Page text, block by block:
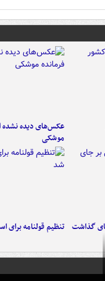
عکس‌های دیده نشده
موشکی
تنظیم قولنامه برای